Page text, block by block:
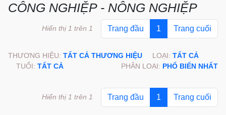
CÔNG NGHIỆP - NÔNG NGHIỆP
Trang đầu 1 Trang cuối
Hiển thị 1 trên 1
THƯƠNG HIỆU: TẤT CẢ THƯƠNG HIỆU LOẠI: TẤT CẢ
TUỔI: TẤT CẢ PHÂN LOẠI: PHỔ BIẾN NHẤT
Trang đầu 1 Trang cuối
Hiển thị 1 trên 1